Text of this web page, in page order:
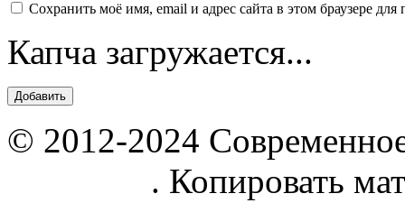
Сохранить моё имя, email и адрес сайта в этом браузере
Капча загружается...
© 2012-2024
. Копировать